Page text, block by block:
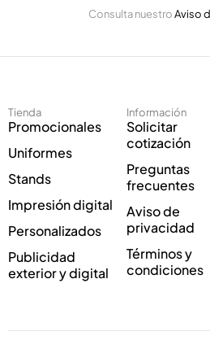
o
o
r
e
o
c
n
i
c
o
*
Consulta nuestroAviso
Tienda
Promocionales
Uniformes
Stands
Impresión digital
Personalizados
Publicidad
exterior y digital
Información
Solicitar
cotización
Preguntas
frecuentes
Aviso de
privacidad
Términos y
condiciones